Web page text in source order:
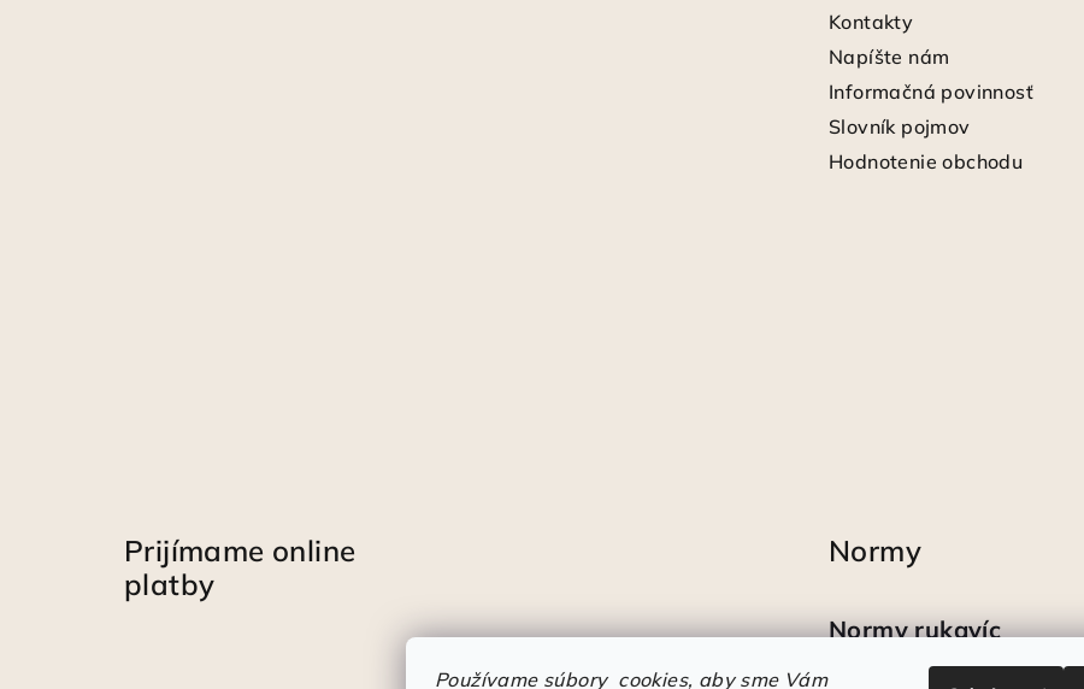
Používame súbory cookies, aby sme Vám
Kontakty
Napíšte nám
Informačná povinnosť
Slovník pojmov
Hodnotenie obchodu
Prijímame online
platby
Normy
Normy rukavíc